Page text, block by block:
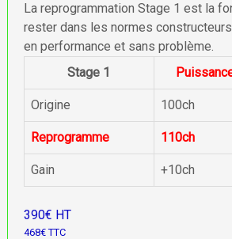
La reprogrammation Stage 1 est la
rester dans les normes
en performance et sans problème.
Stage 1
Origine 100ch
Reprogramme 110ch
Gain +10ch
390€ HT
468€ TTC